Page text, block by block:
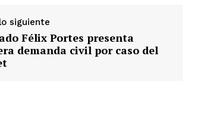
siguiente
Félix Portes presenta
demanda civil por caso del